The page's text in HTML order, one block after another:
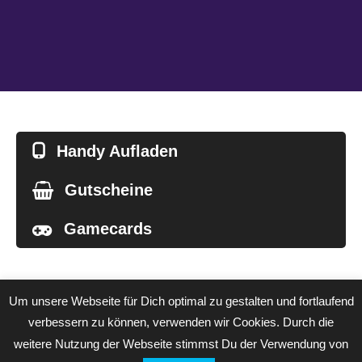
Handy Aufladen
Gutscheine
Gamecards
Blog AGB Datenschutzerklärung
Cookie-Hinweis Kontakt / Impressum
Um unsere Webseite für Dich optimal zu gestalten und fortlaufend
verbessern zu können, verwenden wir Cookies. Durch die
weitere Nutzung der Webseite stimmst Du der Verwendung von